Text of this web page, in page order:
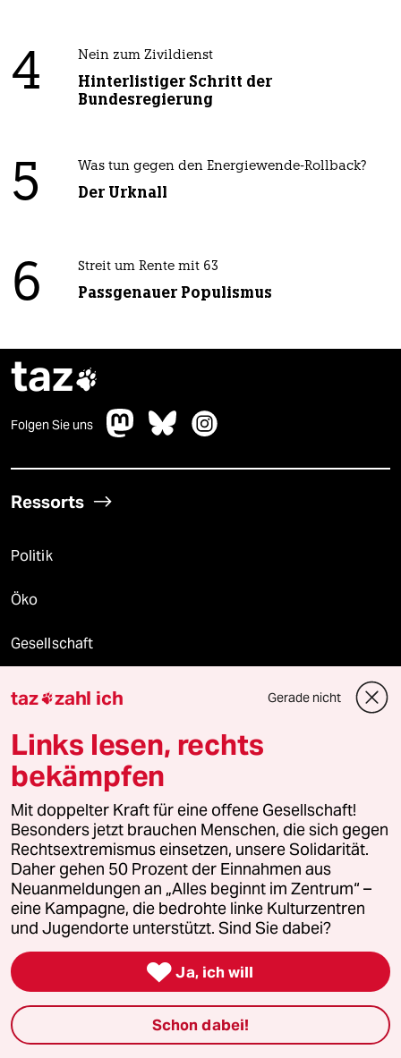
4 Nein zum Zivildienst
Hinterlistiger Schritt der
Bundesregierung
5 Was tun gegen den Energiewende-Rollback?
Der Urknall
6 Streit um Rente mit 63
Passgenauer Populismus
taz
Folgen Sie uns
Ressorts
Politik
Öko
Gesellschaft
Kultur
Sport
Berlin
Nord
Wahrheit
Themen
Hitze
Surfen
taz zahl ich Gerade nicht
Links lesen, rechts
bekämpfen
Mit doppelter Kraft für eine offene Gesellschaft!
Besonders jetzt brauchen Menschen, die sich gegen
Rechtsextremismus einsetzen, unsere Solidarität.
Daher gehen 50 Prozent der Einnahmen aus
Neuanmeldungen an „Alles beginnt im Zentrum“ –
eine Kampagne, die bedrohte linke Kulturzentren
und Jugendorte unterstützt. Sind Sie dabei?
 Ja, ich will
Schon dabei!